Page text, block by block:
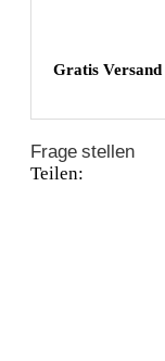
Gratis Versand
Frage stellen
Teilen: